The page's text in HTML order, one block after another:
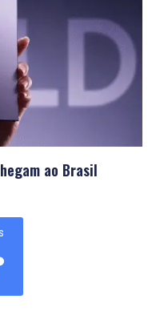
ao Brasil